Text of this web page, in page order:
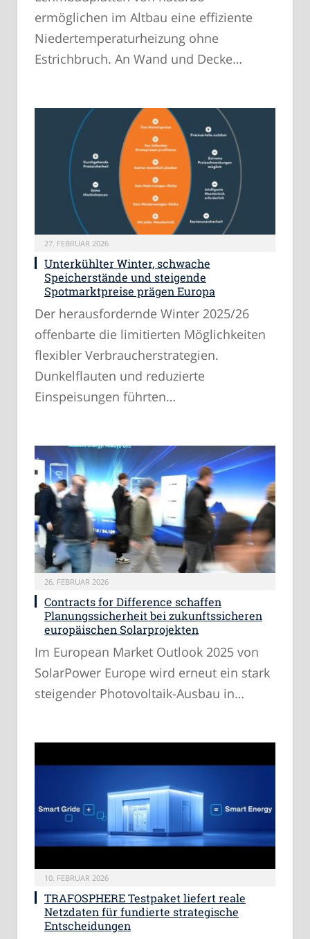
ermöglichen im Altbau eine effiziente
Niedertemperaturheizung ohne
Estrichbruch. An Wand und Decke…
27. FEBRUAR 2026
Unterkühlter Winter, schwache
Speicherstände und steigende
Spotmarktpreise prägen Europa
Der herausfordernde Winter 2025/26
offenbarte die limitierten Möglichkeiten
flexibler Verbraucherstrategien.
Dunkelflauten und reduzierte
Einspeisungen führten…
26. FEBRUAR 2026
Contracts for Difference schaffen
Planungssicherheit bei zukunftssicheren
europäischen Solarprojekten
Im European Market Outlook 2025 von
SolarPower Europe wird erneut ein stark
steigender Photovoltaik-Ausbau in…
10. FEBRUAR 2026
TRAFOSPHERE Testpaket liefert reale
Netzdaten für fundierte strategische
Entscheidungen